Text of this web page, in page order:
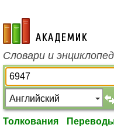
academic.ru
Словари и
Толкования